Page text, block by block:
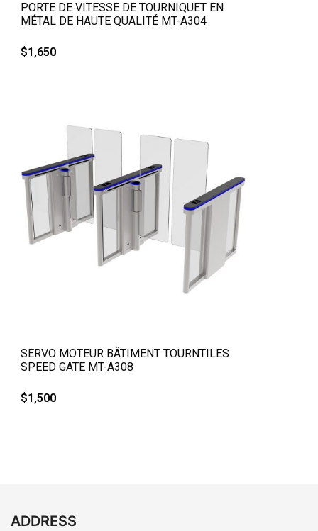
PORTE DE VITESSE DE TOURNIQUET EN
MÉTAL DE HAUTE QUALITÉ MT-A304
$1,650
QUICK VIEW
SERVO MOTEUR BÂTIMENT TOURNTILES
SPEED GATE MT-A308
$1,500
ADDRESS